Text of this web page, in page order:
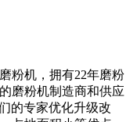
粉机，拥有22年磨粉
磨粉机制造商和供应
的专家优化升级改